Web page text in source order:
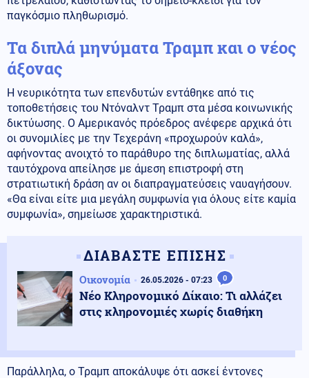
παγκόσμιο πληθωρισμό.
Τα διπλά μηνύματα Τραμπ και ο νέος
άξονας
Η νευρικότητα των επενδυτών εντάθηκε από τις
τοποθετήσεις του Ντόναλντ Τραμπ στα μέσα κοινωνικής
δικτύωσης. Ο Αμερικανός πρόεδρος ανέφερε αρχικά ότι
οι συνομιλίες με την Τεχεράνη «προχωρούν καλά»,
αφήνοντας ανοιχτό το παράθυρο της διπλωματίας, αλλά
ταυτόχρονα απείλησε με άμεση επιστροφή στη
στρατιωτική δράση αν οι διαπραγματεύσεις ναυαγήσουν.
«Θα είναι είτε μια μεγάλη συμφωνία για όλους είτε καμία
συμφωνία», σημείωσε χαρακτηριστικά.
ΔΙΑΒΑΣΤΕ ΕΠΙΣΗΣ
Οικονομία 26.05.2026 - 07:23 0
Νέο Κληρονομικό Δίκαιο: Τι αλλάζει
στις κληρονομιές χωρίς διαθήκη
Παράλληλα, ο Τραμπ αποκάλυψε ότι ασκεί έντονες